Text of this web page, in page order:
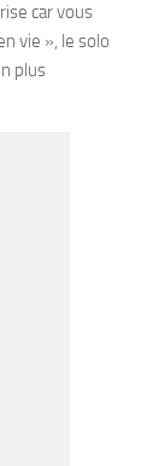
car vous
vie », le solo
plus